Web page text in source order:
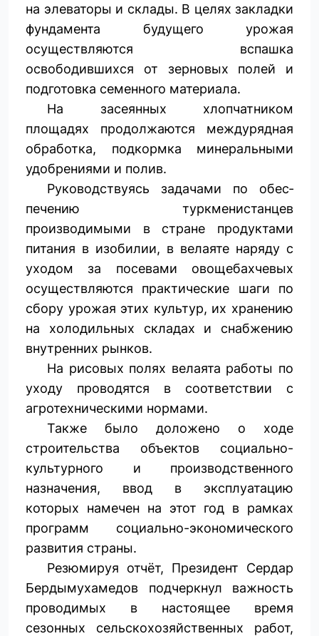
на элеваторы и склады. В целях закладки
фундамента будущего урожая
осуществляются вспашка
освободившихся от зерновых полей и
подготовка семенного материала.
На засеянных хлопчатником
площадях продолжаются междурядная
обработка, подкормка минеральными
удобрениями и полив.
Руководствуясь задачами по обес­
печению туркменистанцев
производимыми в стране продуктами
питания в изобилии, в велаяте наряду с
уходом за посевами овощебахчевых
осуществляются практические шаги по
сбору урожая этих культур, их хранению
на холодильных складах и снабжению
внутренних рынков.
На рисовых полях велаята работы по
уходу проводятся в соответствии с
агротехническими нормами.
Также было доложено о ходе
строительства объектов социально-
культурного и производственного
назначения, ввод в эксплуатацию
которых намечен на этот год в рамках
программ социально-экономического
развития страны.
Резюмируя отчёт, Президент Сердар
Бердымухамедов подчеркнул важность
проводимых в настоящее время
сезонных сельскохозяйственных работ,